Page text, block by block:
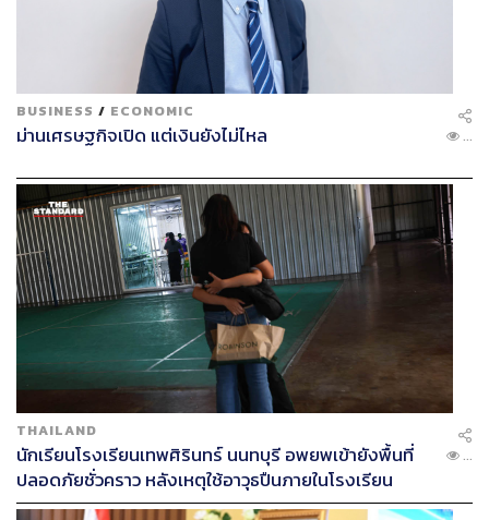
เรื่องที่สองที่คู่กันคือ การใช้เทคโนโลยีให้ประเทศไทยไม่ตก
ขบวนในเรื่องเศรษฐกิจสมัยใหม่ การรวบรวมผู้รู้ผู้สนใจใน
การแก้ปัญหาเศรษฐกิจมาร่วมมือกัน
แต่แน่นอนว่านโยบายเรื่องความเป็นประชาธิปไตย ยาเสพติด
คอร์รัปชัน เรื่องพวกนี้จะเป็นนโยบายสำคัญผสมผสานแนว
โรค ยังต้องการความปรับปรุงพัฒนาอย่างไร อันนี้เป็นเรื่องที่
ต้องคิด
ส่วนนโยบายของไทยรักไทยที่ยังคงอยู่ ต้องช่วยกันคิดว่าจะ
ช่วยกันพัฒนาปรับปรุงได้อย่างไร
พิสูจน์อักษร: พรนภัส ชำนาญค้า
TAGS: การเลือกตั้ง
การจัดตั้งพรรคการเมือง
พรรคไทยรักษาชาติ
BUSINESS / ECONOMIC
ม่านเศรษฐกิจเปิด แต่เงินยังไม่ไหล ...
THAILAND
นักเรียนโรงเรียนเทพศิรินทร์ นนทบุรี อพยพเข้ายังพื้นที่
ปลอดภัยชั่วคราว หลังเหตุใช้อาวุธปืนภายในโรงเรียน
คลี่คลาย
...